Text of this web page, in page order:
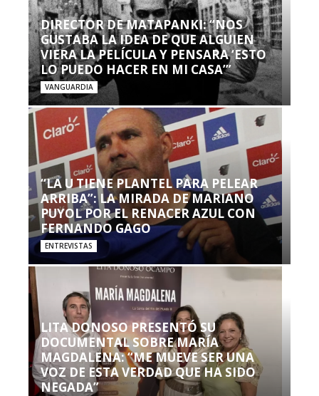
DIRECTOR DE MATAPANKI: “NOS
GUSTABA LA IDEA DE QUE ALGUIEN
VIERA LA PELÍCULA Y PENSARA ‘ESTO
LO PUEDO HACER EN MI CASA’”
VANGUARDIA
“LA U TIENE PLANTEL PARA PELEAR
ARRIBA”: LA MIRADA DE MARIANO
PUYOL POR EL RENACER AZUL CON
FERNANDO GAGO
ENTREVISTAS
LITA DONOSO PRESENTÓ SU
DOCUMENTAL SOBRE MARÍA
MAGDALENA: “ME MUEVE SER UNA
VOZ DE ESTA VERDAD QUE HA SIDO
NEGADA”